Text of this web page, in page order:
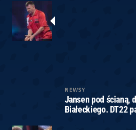
NEWSY
Jansen pod ścianą,
Białeckiego. DT22